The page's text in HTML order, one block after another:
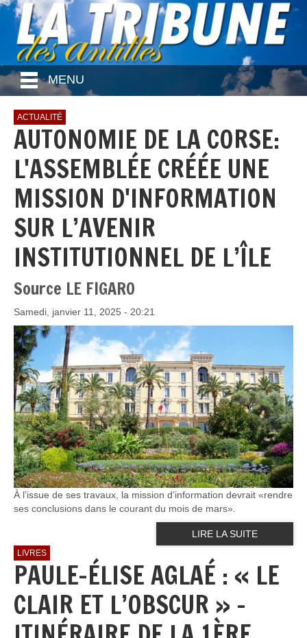
MENU
ACTUALITÉ
AUTONOMIE DE LA CORSE:
L'ASSEMBLÉE CRÉÉE UNE
MISSION D'INFORMATION
SUR L’AVENIR
INSTITUTIONNEL DE L’ÎLE
Source LE FIGARO
Samedi, janvier 11, 2025 - 20:21
À l’issue de ses travaux, la mission d’information devrait «rendre
ses conclusions dans le courant du mois de mars»
LIRE LA SUITE
LIVRES
PAULE-ÉLISE AGLAÉ : « LE
CLAIR ET L’OBSCUR » –